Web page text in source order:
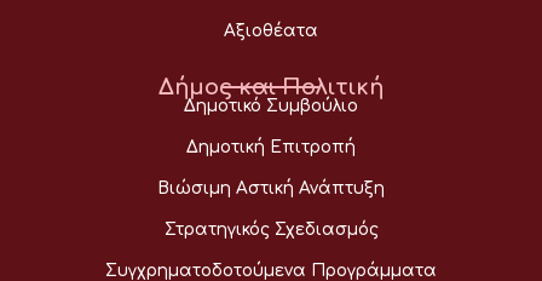
Αξιοθέατα
Δήμος και Πολιτική
Δημοτικό Συμβούλιο
Δημοτική Επιτροπή
Βιώσιμη Αστική Ανάπτυξη
Στρατηγικός Σχεδιασμός
Συγχρηματοδοτούμενα Προγράμματα